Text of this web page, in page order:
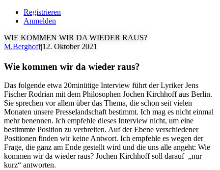
Registrieren
Anmelden
WIE KOMMEN WIR DA WIEDER RAUS?
M.Berghoff|12. Oktober 2021
Wie kommen wir da wieder raus?
Das folgende etwa 20minütige Interview führt der Lyriker Jens
Fischer Rodrian mit dem Philosophen Jochen Kirchhoff aus Berlin.
Sie sprechen vor allem über das Thema, die schon seit vielen
Monaten unsere Presselandschaft bestimmt. Ich mag es nicht einmal
mehr benennen. Ich empfehle dieses Interview nicht, um eine
bestimmte Position zu verbreiten. Auf der Ebene verschiedener
Positionen finden wir keine Antwort. Ich empfehle es wegen der
Frage, die ganz am Ende gestellt wird und die uns alle angeht: Wie
kommen wir da wieder raus? Jochen Kirchhoff soll darauf „nur
kurz“ antworten.